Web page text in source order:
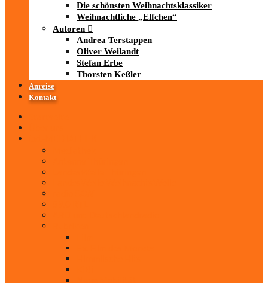
Die schönsten Weihnachtsklassiker
Weihnachtliche „Elfchen“
Autoren
Andrea Terstappen
Oliver Weilandt
Stefan Erbe
Thorsten Keßler
Anreise
Kontakt